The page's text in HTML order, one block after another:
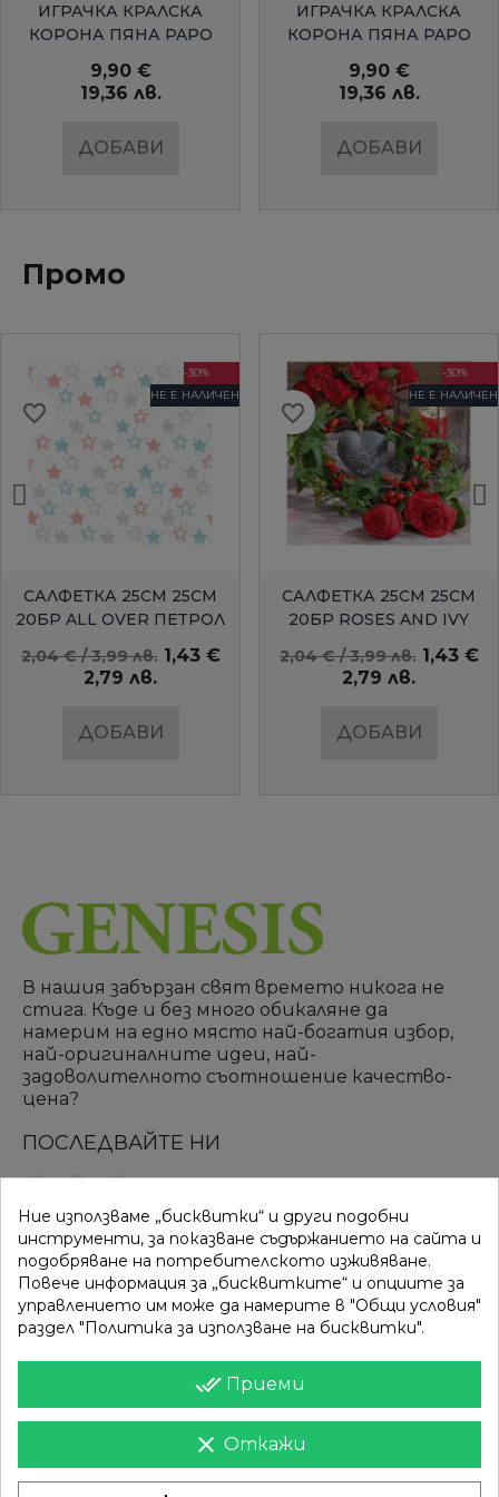
БЪРЗ ПРЕГЛЕД
ИГРАЧКА КРАЛСКА
КОРОНА ПЯНА PAPO
9,90 €
19,36 лв.
ДОБАВИ
БЪРЗ ПРЕГЛЕД
ИГРАЧКА КРАЛСКА
КОРОНА ПЯНА PAPO
9,90 €
19,36 лв.
ДОБАВИ
Промо
БЪРЗ ПРЕГЛЕД
-30%
НЕ Е НАЛИЧЕН
САЛФЕТКА 25СМ 25СМ
20БР ALL OVER ПЕТРОЛ
2,04 € / 3,99 лв. 1,43 €
2,79 лв.
ДОБАВИ
favorite_border
БЪРЗ ПРЕГЛЕД
-30%
НЕ Е НАЛИЧЕН
САЛФЕТКА 25СМ 25СМ
20БР ROSES AND IVY
AMBIENTE
2,04 € / 3,99 лв. 1,43 €
2,79 лв.
ДОБАВИ
favorite_border
В нашия забързан свят времето никога не
стига. Къде и без много обикаляне да
намерим на едно място най-богатия избор,
най-оригиналните идеи, най-
задоволителното съотношение качество-
цена?
ПОСЛЕДВАЙТЕ НИ
ВРЪЗКИ
Вход
Моят профил
КАТЕГОРИИ
Разпродажба
Нови продукти
ИНФОРМАЦИЯ
Доставка
Контакти
Ние използваме „бисквитки“ и други подобни
инструменти, за показване съдържанието на сайта и
подобряване на потребителското изживяване.
Повече информация за „бисквитките“ и опциите за
управлението им може да намерите в "Общи условия"
раздел "Политика за използване на бисквитки".
done_all Приеми
clear Откажи